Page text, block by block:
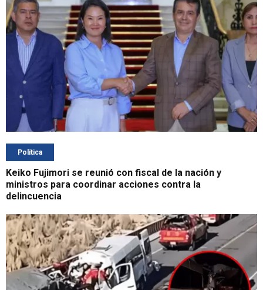
Política
Keiko Fujimori se reunió con fiscal de la nación y
ministros para coordinar acciones contra la
delincuencia